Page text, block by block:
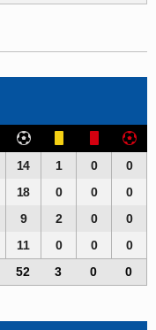
14 1 0
0
18 0 0
0
9 2 0
0
11 0 0
0
52 3 0 0